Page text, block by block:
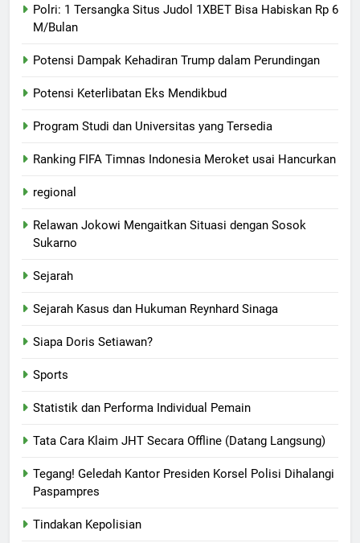
Polri: 1 Tersangka Situs Judol 1XBET Bisa Habiskan Rp 6
M/Bulan
Potensi Dampak Kehadiran Trump dalam Perundingan
Potensi Keterlibatan Eks Mendikbud
Program Studi dan Universitas yang Tersedia
Ranking FIFA Timnas Indonesia Meroket usai Hancurkan
regional
Relawan Jokowi Mengaitkan Situasi dengan Sosok
Sukarno
Sejarah
Sejarah Kasus dan Hukuman Reynhard Sinaga
Siapa Doris Setiawan?
Sports
Statistik dan Performa Individual Pemain
Tata Cara Klaim JHT Secara Offline (Datang Langsung)
Tegang! Geledah Kantor Presiden Korsel Polisi Dihalangi
Paspampres
Tindakan Kepolisian